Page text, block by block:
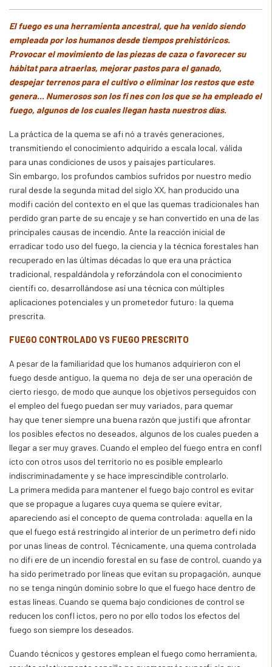
El fuego es una herramienta ancestral, que ha venido siendo
empleada por los humanos desde tiempos prehistóricos.
Provocar el movimiento de las piezas de caza o favorecer su
hábitat para atraerlas, mejorar pastos para el ganado,
despejar terrenos para el cultivo o eliminar los restos que este
genera... Numerosos son los fi nes con los que se ha empleado el
fuego, algunos de los cuales llegan hasta nuestros días.
La práctica de la quema se afi nó a través generaciones,
transmitiendo el conocimiento adquirido a escala local, válida
para unas condiciones de usos y paisajes particulares.
Sin embargo, los profundos cambios sufridos por nuestro medio
rural desde la segunda mitad del siglo XX, han producido una
modifi cación del contexto en el que las quemas tradicionales han
perdido gran parte de su encaje y se han convertido en una de las
principales causas de incendio. Ante la reacción inicial de
erradicar todo uso del fuego, la ciencia y la técnica forestales han
recuperado en las últimas décadas lo que era una práctica
tradicional, respaldándola y reforzándola con el conocimiento
científi co, desarrollándose así una técnica con múltiples
aplicaciones potenciales y un prometedor futuro: la quema
prescrita.
FUEGO CONTROLADO VS FUEGO PRESCRITO
A pesar de la familiaridad que los humanos adquirieron con el
fuego desde antiguo, la quema no deja de ser una operación de
cierto riesgo, de modo que aunque los objetivos perseguidos con
el empleo del fuego puedan ser muy variados, para quemar
hay que tener siempre una buena razón que justifi que afrontar
los posibles efectos no deseados, algunos de los cuales pueden a
llegar a ser muy graves. Cuando el empleo del fuego entra en confl
icto con otros usos del territorio no es posible emplearlo
indiscriminadamente y se hace imprescindible controlarlo.
La primera medida para mantener el fuego bajo control es evitar
que se propague a lugares cuya quema se quiere evitar,
apareciendo así el concepto de quema controlada: aquella en la
que el fuego está restringido al interior de un perímetro defi nido
por unas líneas de control. Técnicamente, una quema controlada
no difi ere de un incendio forestal en su fase de control, cuando ya
ha sido perimetrado por líneas que evitan su propagación, aunque
no se tenga ningún dominio sobre lo que el fuego hace dentro de
estas líneas. Cuando se quema bajo condiciones de control se
reducen los confl ictos, pero no por ello todos los efectos del
fuego son siempre los deseados.
Cuando técnicos y gestores emplean el fuego como herramienta,